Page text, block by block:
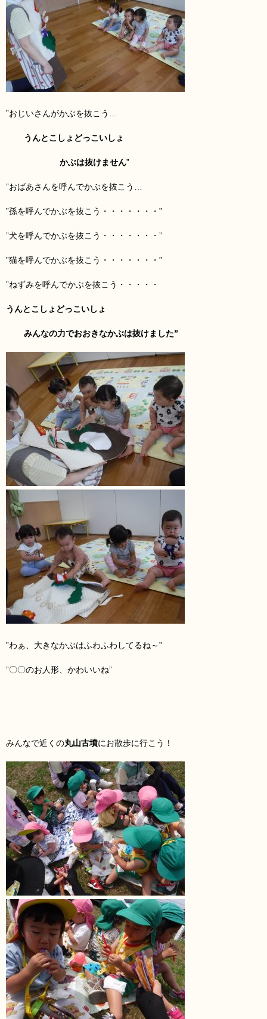
”おじいさんがかぶを抜こう…
うんとこしょどっこいしょ
かぶは抜けません”
”おばあさんを呼んでかぶを抜こう…
”孫を呼んでかぶを抜こう・・・・・・・”
”犬を呼んでかぶを抜こう・・・・・・・”
”猫を呼んでかぶを抜こう・・・・・・・”
”ねずみを呼んでかぶを抜こう・・・・・
うんとこしょどっこいしょ
みんなの力でおおきなかぶは抜けました”
”わぁ、大きなかぶはふわふわしてるね～”
”〇〇のお人形、かわいいね”
みんなで近くの丸山古墳にお散歩に行こう！